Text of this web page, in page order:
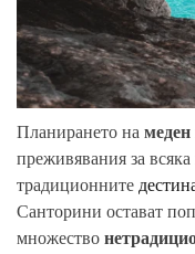
Планирането на меден
преживявания за
традиционните
Санторини остават
множество